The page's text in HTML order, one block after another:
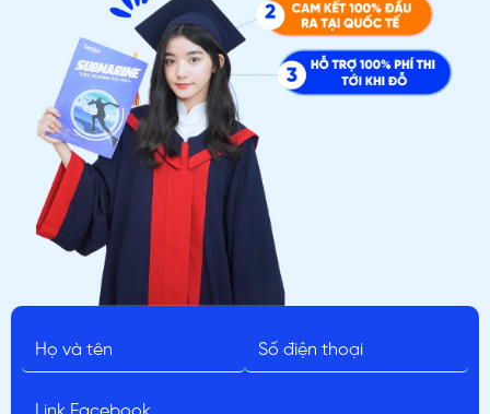
ĐĂNG KÝ TƯ VẤN